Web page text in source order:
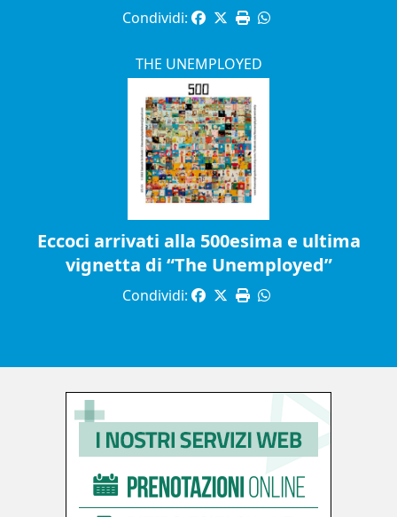
Condividi:
THE UNEMPLOYED
Eccoci arrivati alla 500esima e ultima
vignetta di “The Unemployed”
Condividi: